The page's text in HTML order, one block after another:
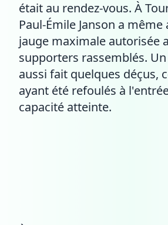
était au rendez-vous. À
Paul-Émile Janson a
jauge maximale autorisée
supporters rassemblés.
aussi fait quelques déçus,
ayant été refoulés à
capacité atteinte.